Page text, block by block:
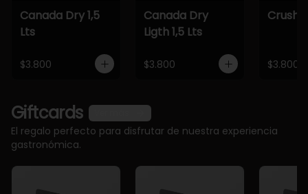
Canada Dry 1,5
Lts
$3.800
Canada Dry
Ligth 1,5 Lts
$3.800
Crush
$3.800
Giftcards
El regalo perfecto para disfrutar de nuestra experiencia
gastronómica.